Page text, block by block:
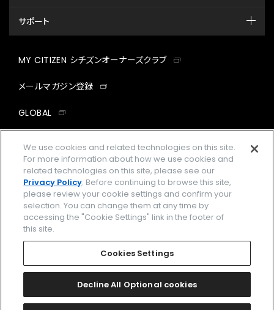
サポート
MY CITIZEN シチズンオーナーズクラブ
メールマガジン登録
GLOBAL
facebookinstagramtwitter
企業情報 ご利用規約
プライバシーポリシー Cookies Settings
Amazon PayはAmazon.com, Inc.またはその関連会社の商標です。
We use cookies and related technologies on this site.
For more information about how we use cookies and
related technologies on this site, please see our
Privacy Policy. Before continuing to browse this site,
please review your cookie settings and confirm your
selection. You can change them at any time by
accessing the "Cookie Settings" link in the footer of
this site.
Cookies Settings
Decline All Optional cookies